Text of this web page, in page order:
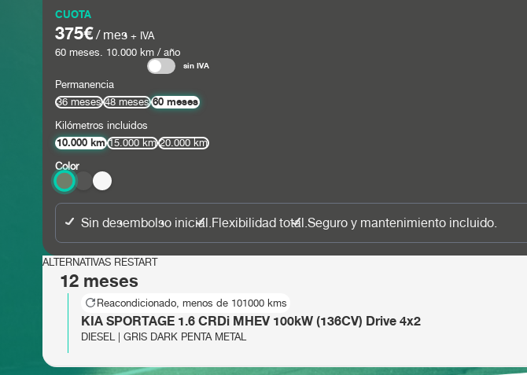
CUOTA
375€/ mes + IVA
60meses. 10.000km / año
sin IVA
Permanencia
36 meses
48 meses 60 meses
Kilómetros incluidos
10.000 km 15.000 km
20.000 km
Color
Sin desembolso inicial.Flexibilidad total.Seguro y mantenimiento incluido.
ALTERNATIVAS RESTART
12 meses
Reacondicionado, menos de 101000 kms
KIA SPORTAGE 1.6 CRDi MHEV 100kW (136CV) Drive 4x2
DIESEL | GRIS DARK PENTA METAL